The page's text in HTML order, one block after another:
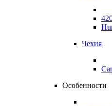
Чехия
Особенности